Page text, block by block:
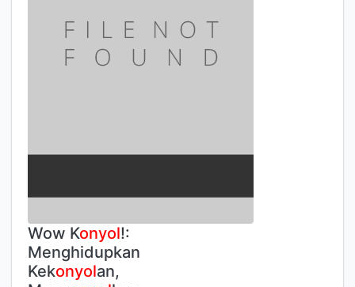
Wow Konyol!:
Menghidupkan
Kekonyolan,